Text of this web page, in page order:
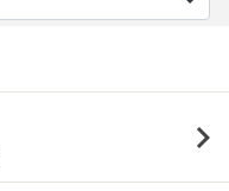
keyboard_arrow_right